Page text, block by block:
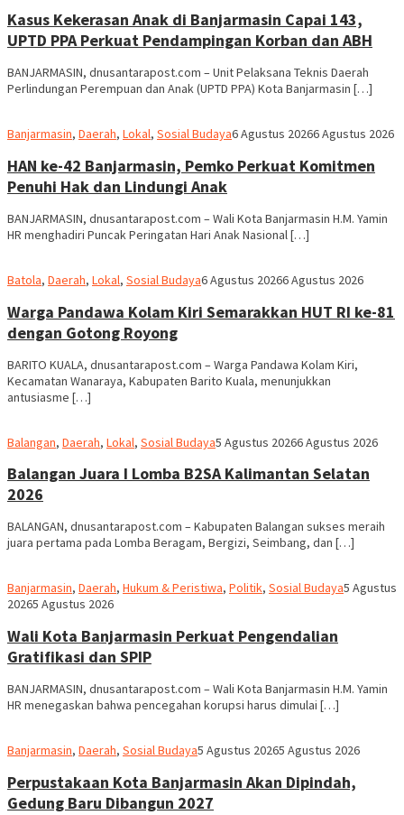
Kasus Kekerasan Anak di Banjarmasin Capai 143,
UPTD PPA Perkuat Pendampingan Korban dan ABH
BANJARMASIN, dnusantarapost.com – Unit Pelaksana Teknis Daerah
Perlindungan Perempuan dan Anak (UPTD PPA) Kota Banjarmasin […]
Banjarmasin, Daerah, Lokal, Sosial BudayaRedaksi
6 Agustus 20266 Agustus 2026
HAN ke-42 Banjarmasin, Pemko Perkuat Komitmen
Penuhi Hak dan Lindungi Anak
BANJARMASIN, dnusantarapost.com – Wali Kota Banjarmasin H.M. Yamin
HR menghadiri Puncak Peringatan Hari Anak Nasional […]
Batola, Daerah, Lokal, Sosial BudayaRedaksi
6 Agustus 20266 Agustus 2026
Warga Pandawa Kolam Kiri Semarakkan HUT RI ke-81
dengan Gotong Royong
BARITO KUALA, dnusantarapost.com – Warga Pandawa Kolam Kiri,
Kecamatan Wanaraya, Kabupaten Barito Kuala, menunjukkan
antusiasme […]
Balangan, Daerah, Lokal, Sosial BudayaRedaksi
5 Agustus 20266 Agustus 2026
Balangan Juara I Lomba B2SA Kalimantan Selatan
2026
BALANGAN, dnusantarapost.com – Kabupaten Balangan sukses meraih
juara pertama pada Lomba Beragam, Bergizi, Seimbang, dan […]
Banjarmasin, Daerah, Hukum & Peristiwa, Politik, Sosial BudayaRedaksi
5 Agustus
20265 Agustus 2026
Wali Kota Banjarmasin Perkuat Pengendalian
Gratifikasi dan SPIP
BANJARMASIN, dnusantarapost.com – Wali Kota Banjarmasin H.M. Yamin
HR menegaskan bahwa pencegahan korupsi harus dimulai […]
Banjarmasin, Daerah, Sosial BudayaRedaksi
5 Agustus 20265 Agustus 2026
Perpustakaan Kota Banjarmasin Akan Dipindah,
Gedung Baru Dibangun 2027